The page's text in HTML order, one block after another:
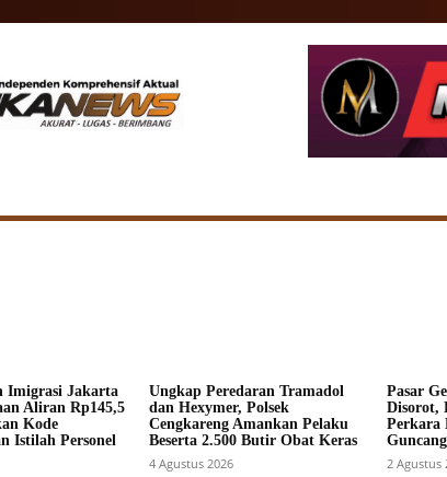
Imigrasi Jakarta
Aliran Rp145,5
Kode
Istilah Personel
Ungkap Peredaran Tramadol
dan Hexymer, Polsek
Cengkareng Amankan Pelaku
Beserta 2.500 Butir Obat Keras
4 Agustus 2026
Pasar
Disorot,
Perkara
2 Agustus